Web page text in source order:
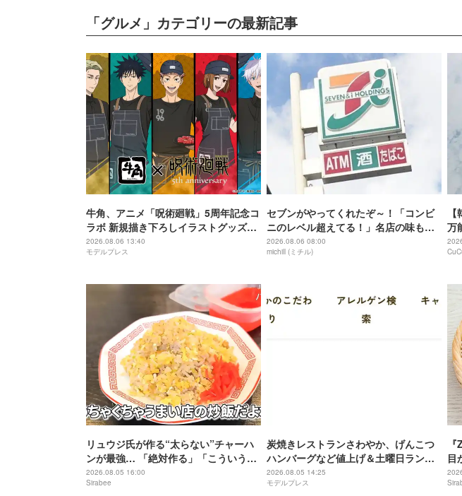
「グルメ」カテゴリーの最新記事
牛角、アニメ「呪術廻戦」5周年記念コ
ラボ 新規描き下ろしイラストグッズ付
きメニュー登場
2026.08.06 13:40
モデルプレス
セブンがやってくれたぞ～！「コンビ
ニのレベル超えてる！」名店の味も楽
しめる本格カレーフェス
2026.08.06 08:00
michill (ミチル)
万
リュウジ氏が作る“太らない”チャーハ
ンが最強… 「絶対作る」「こういうの
待ってた」
2026.08.05 16:00
Sirabee
炭焼きレストランさわやか、げんこつ
ハンバーグなど値上げ＆土曜日ランチ
メニュー終了へ「これまでにない厳し
い局面」
2026.08.05 14:25
モデルプレス
目
け